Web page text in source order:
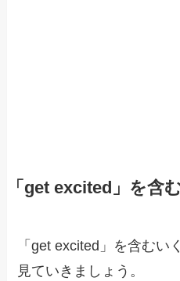
「get excited」を含
「get excited」を含むい
見ていきましょう。